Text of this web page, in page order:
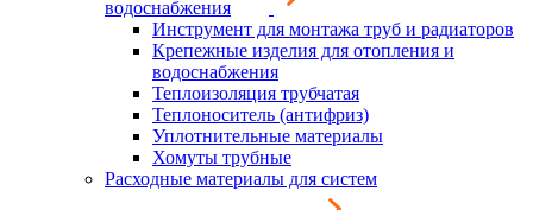
водоснабжения
Инструмент для монтажа труб и радиаторов
Крепежные изделия для отопления и
водоснабжения
Теплоизоляция трубчатая
Теплоноситель (антифриз)
Уплотнительные материалы
Хомуты трубные
Расходные материалы для систем